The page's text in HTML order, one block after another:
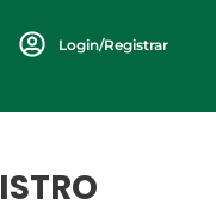
Login/Registrar